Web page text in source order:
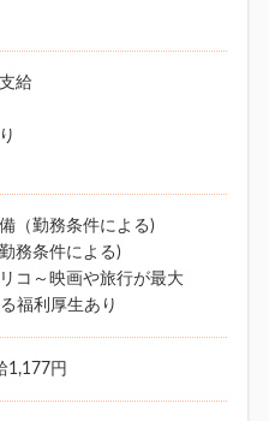
給
（勤務条件による)
務条件による)
コ～映画や旅行が最大
福利厚生あり
1,177円